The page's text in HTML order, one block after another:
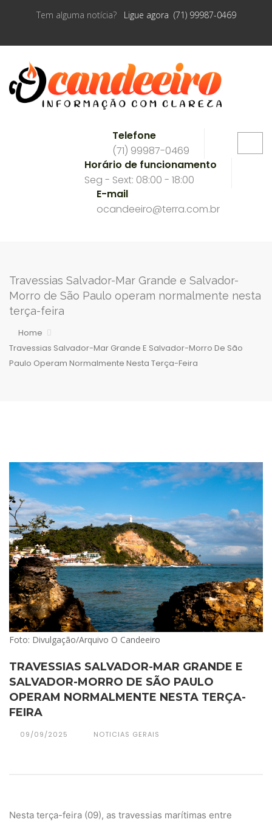
Tem alguma notícia? Ligue agora (71) 99987-0469
Telefone
(71) 99987-0469
Horário de funcionamento
Seg - Sext: 08:00 - 18:00
E-mail
ocandeeiro@terra.com.br
Travessias Salvador-Mar Grande e Salvador-
Morro de São Paulo operam normalmente nesta
terça-feira
Home
Travessias Salvador-Mar Grande E Salvador-Morro De São
Paulo Operam Normalmente Nesta Terça-Feira
Foto: Divulgação/Arquivo O Candeeiro
TRAVESSIAS SALVADOR-MAR GRANDE E
SALVADOR-MORRO DE SÃO PAULO
OPERAM NORMALMENTE NESTA TERÇA-
FEIRA
09/09/2025 NOTICIAS GERAIS
Nesta terça-feira (09), as travessias marítimas entre